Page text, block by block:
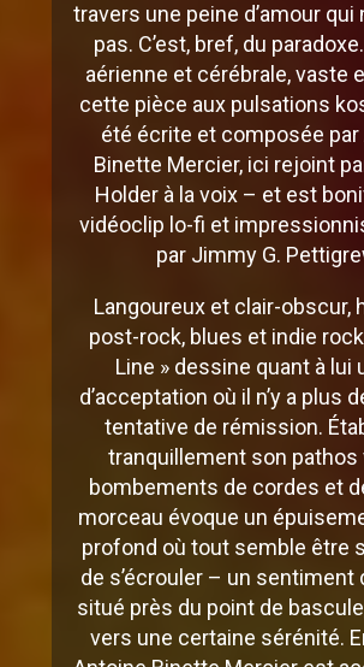
travers une peine d’amour qui
pas. C’est, bref, du
aérienne et cérébrale, vaste
cette pièce aux pulsations
été écrite et composée par
Binette Mercier, ici rejoint
Holder à la voix – et est
vidéoclip lo-fi et
par Jimmy G.
Langoureux et clair-obscur,
post-rock, blues et indie rock,
Line » dessine quant à lui
d’acceptation où il n’y a plus
tentative de rémission.
tranquillement son pathos
bombements de cordes et
morceau évoque un
profond où tout semble être
de s’écrouler – un sentiment
situé près du point de
vers une certaine sérénité.